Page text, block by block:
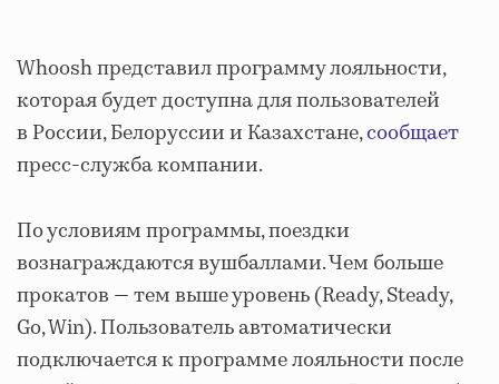
Whoosh представил программу лояльности,
которая будет доступна для пользователей
в России, Белоруссии и Казахстане,сообщает
пресс-служба компании.
По условиям программы, поездки
вознаграждаются вушбаллами. Чем больше
прокатов — тем выше уровень (Ready, Steady,
Go, Win). Пользователь автоматически
подключается к программе лояльности после